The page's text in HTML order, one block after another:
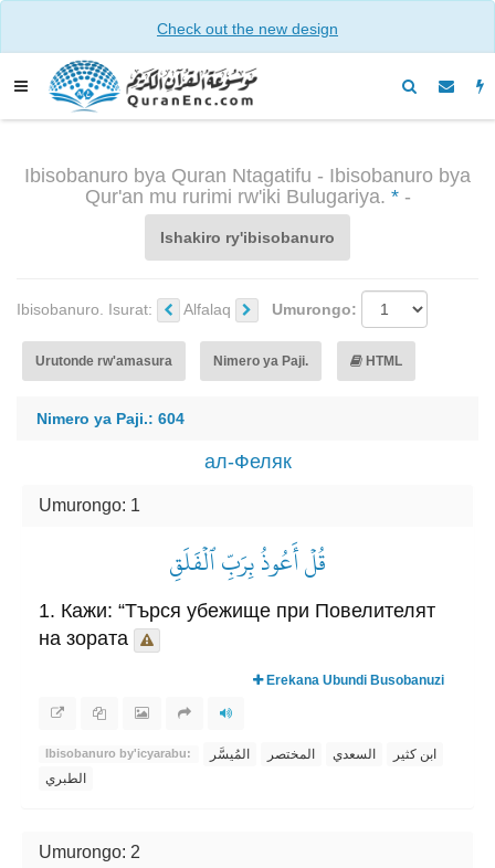
Check out the new design
Ibisobanuro bya Quran Ntagatifu - Ibisobanuro bya
Qur'an mu rurimi rw'iki Bulugariya. *-
Ishakiro ry'ibisobanuro
Ibisobanuro. Isurat: Alfalaq Umurongo:
Urutonde rw'amasura Nimero ya Paji. HTML
Nimero ya Paji.: 604
ал-Феляк
Umurongo: 1
قُلۡ أَعُوذُ بِرَبِّ ٱلۡفَلَقِ
1. Кажи: “Търся убежище при Повелителят
на зората
Erekana Ubundi Busobanuzi
Ibisobanuro by'icyarabu: المُيسَّر المختصر السعدي
ابن كثير
الطبري
Umurongo: 2